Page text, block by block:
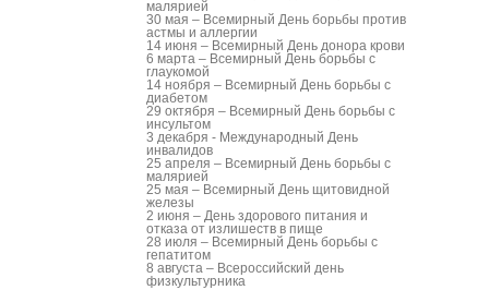
малярией
30 мая – Всемирный День борьбы против
астмы и аллергии
14 июня – Всемирный День донора крови
6 марта – Всемирный День борьбы с
глаукомой
14 ноября – Всемирный День борьбы с
диабетом
29 октября – Всемирный День борьбы с
инсультом
3 декабря - Международный День
инвалидов
25 апреля – Всемирный День борьбы с
малярией
25 мая – Всемирный День щитовидной
железы
2 июня – День здорового питания и
отказа от излишеств в пище
28 июля – Всемирный День борьбы с
гепатитом
8 августа – Всероссийский день
физкультурника